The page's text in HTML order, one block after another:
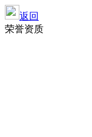
返回
荣誉资质